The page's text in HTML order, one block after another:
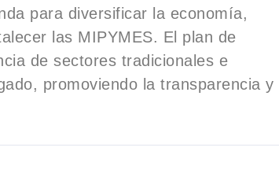
para diversificar la economía,
las MIPYMES. El plan de
de sectores tradicionales e
promoviendo la transparencia y